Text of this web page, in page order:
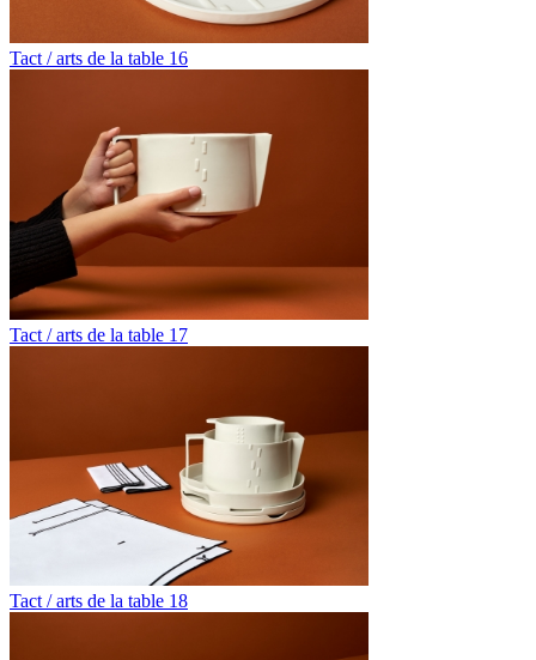
Tact / arts de la table 16
Tact / arts de la table 17
Tact / arts de la table 18